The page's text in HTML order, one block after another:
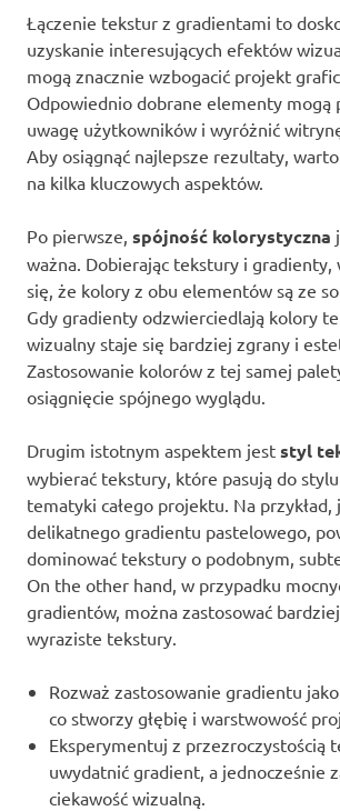
Łączenie tekstur z gradientami to
uzyskanie interesujących efektów
mogą znacznie wzbogacić projekt
Odpowiednio dobrane elementy mogą
uwagę użytkowników i wyróżnić
Aby osiągnąć najlepsze rezultaty,
na kilka kluczowych aspektów.
Po pierwsze, spójność kolorystyczna
ważna. Dobierając tekstury i gradienty,
się, że kolory z obu elementów są ze
Gdy gradienty odzwierciedlają kolory
wizualny staje się bardziej zgrany i
Zastosowanie kolorów z tej samej
osiągnięcie spójnego wyglądu.
Drugim istotnym aspektem jest styl
wybierać tekstury, które pasują do
tematyki całego projektu. Na
delikatnego gradientu pastelowego,
dominować tekstury o podobnym,
On the other hand, w przypadku
gradientów, można zastosować
wyraziste tekstury.
Rozważ zastosowanie gradientu
co stworzy głębię i warstwowość
Eksperymentuj z przezroczystością
uwydatnić gradient, a jednocześnie
ciekawość wizualną.